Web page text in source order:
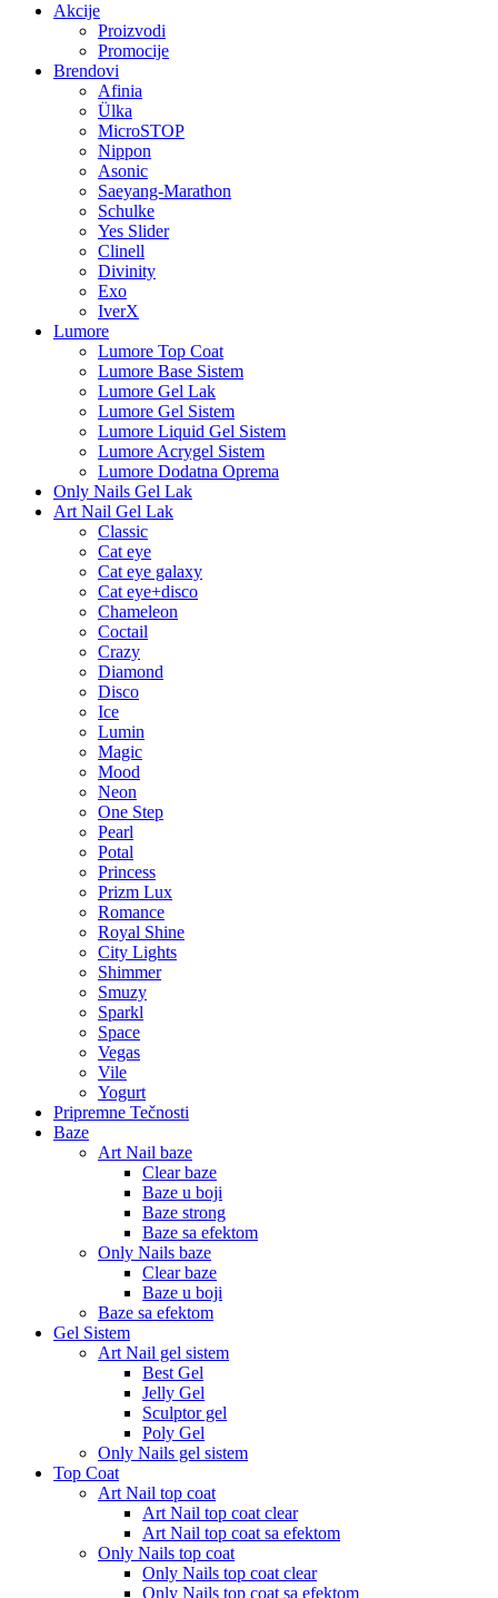
Akcije
Proizvodi
Promocije
Brendovi
Afinia
Ülka
MicroSTOP
Nippon
Asonic
Saeyang-Marathon
Schulke
Yes Slider
Clinell
Divinity
Exo
IverX
Lumore
Lumore Top Coat
Lumore Base Sistem
Lumore Gel Lak
Lumore Gel Sistem
Lumore Liquid Gel Sistem
Lumore Acrygel Sistem
Lumore Dodatna Oprema
Only Nails Gel Lak
Art Nail Gel Lak
Classic
Cat eye
Cat eye galaxy
Cat eye+disco
Chameleon
Coctail
Crazy
Diamond
Disco
Ice
Lumin
Magic
Mood
Neon
One Step
Pearl
Potal
Princess
Prizm Lux
Romance
Royal Shine
City Lights
Shimmer
Smuzy
Sparkl
Space
Vegas
Vile
Yogurt
Pripremne Tečnosti
Baze
Art Nail baze
Clear baze
Baze u boji
Baze strong
Baze sa efektom
Only Nails baze
Clear baze
Baze u boji
Baze sa efektom
Gel Sistem
Art Nail gel sistem
Best Gel
Jelly Gel
Sculptor gel
Poly Gel
Only Nails gel sistem
Top Coat
Art Nail top coat
Art Nail top coat clear
Art Nail top coat sa efektom
Only Nails top coat
Only Nails top coat clear
Only Nails top coat sa efektom